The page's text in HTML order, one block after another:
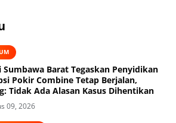
Sumbawa Barat Tegaskan Penyidikan
Pokir Combine Tetap Berjalan,
Tidak Ada Alasan Kasus Dihentikan
09, 2026